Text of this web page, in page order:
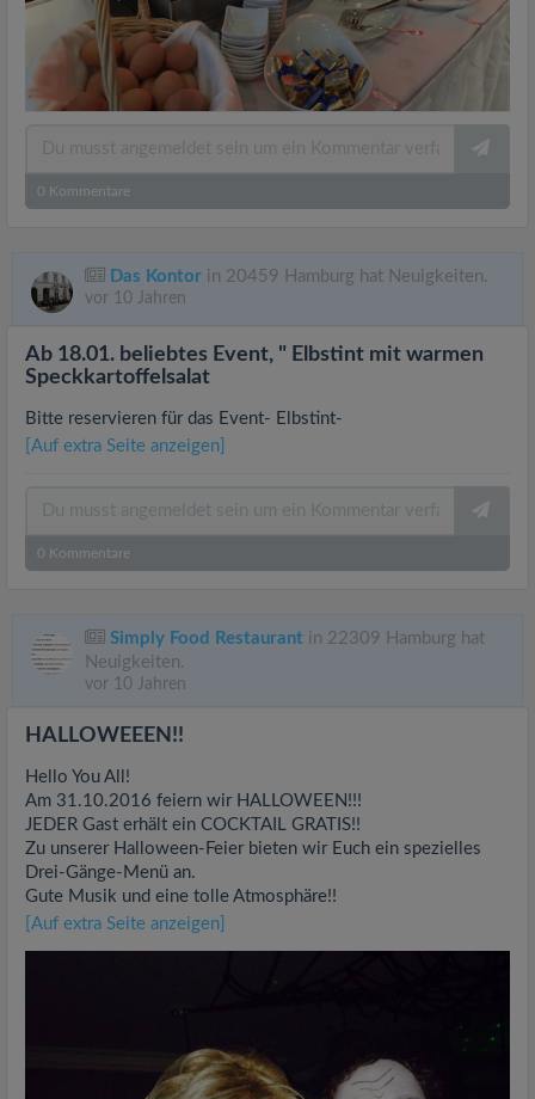
0 Kommentare
Das Kontor in 20459 Hamburg hat Neuigkeiten.
vor 10 Jahren
Ab 18.01. beliebtes Event, " Elbstint mit warmen
Speckkartoffelsalat
Bitte reservieren für das Event- Elbstint-
[Auf extra Seite anzeigen]
0 Kommentare
Simply Food Restaurant in 22309 Hamburg hat
Neuigkeiten.
vor 10 Jahren
HALLOWEEEN!!
Hello You All!
Am 31.10.2016 feiern wir HALLOWEEN!!!
JEDER Gast erhält ein COCKTAIL GRATIS!!
Zu unserer Halloween-Feier bieten wir Euch ein spezielles
Drei-Gänge-Menü an.
Gute Musik und eine tolle Atmosphäre!!
[Auf extra Seite anzeigen]